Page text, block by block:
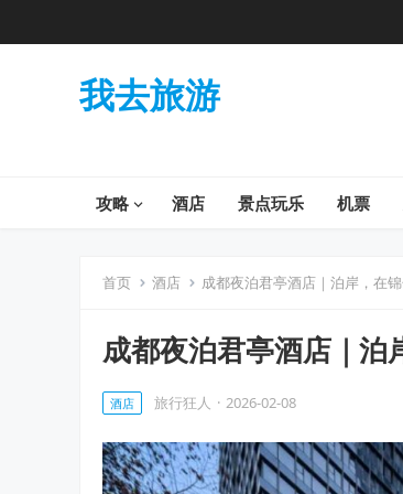
我去旅游
攻略 酒店 景点玩乐 机票
首页 酒店 成都夜泊君亭酒店｜泊岸，在
成都夜泊君亭酒店｜泊
酒店 旅行狂人 · 2026-02-08